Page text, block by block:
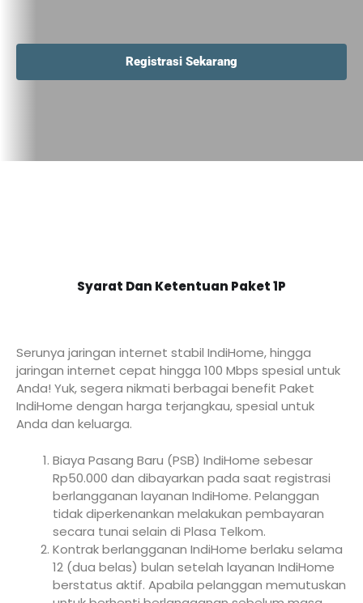
Registrasi Sekarang
Syarat Dan Ketentuan Paket 1P
Serunya jaringan internet stabil IndiHome, hingga
jaringan internet cepat hingga 100 Mbps spesial untuk
Anda! Yuk, segera nikmati berbagai benefit Paket
IndiHome dengan harga terjangkau, spesial untuk
Anda dan keluarga.
Biaya Pasang Baru (PSB) IndiHome sebesar
Rp50.000 dan dibayarkan pada saat registrasi
berlangganan layanan IndiHome. Pelanggan
tidak diperkenankan melakukan pembayaran
secara tunai selain di Plasa Telkom.
Kontrak berlangganan IndiHome berlaku selama
12 (dua belas) bulan setelah layanan IndiHome
berstatus aktif. Apabila pelanggan memutuskan